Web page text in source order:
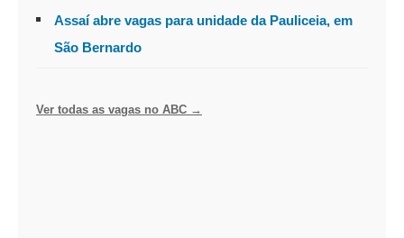
Assaí abre vagas para unidade da Pauliceia, em
São Bernardo
Ver todas as vagas no ABC →